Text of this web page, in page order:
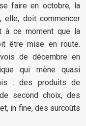
faire en octobre, la
elle, doit commencer
à ce moment que la
être mise en route.
de décembre en
qui mène quasi
: des produits de
second choix, des
in fine, des surcoûts